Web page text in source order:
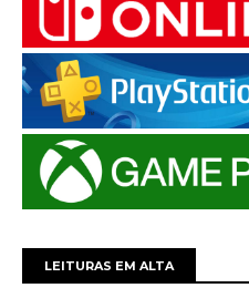
LEITURAS EM ALTA